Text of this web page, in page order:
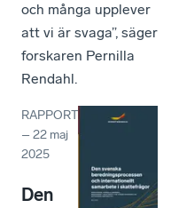
och många upplever
att vi är svaga”, säger
forskaren Pernilla
Rendahl.
RAPPORT
–22 maj
2025
Den